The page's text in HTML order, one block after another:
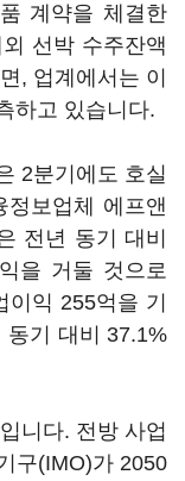
계약을 체결한
선박 수주잔액
, 업계에서는 이
하고 있습니다.
2분기에도 호실
보업체 에프앤
전년 동기 대비
을 거둘 것으로
익 255억을 기
동기 대비 37.1%
니다. 전방 사업
구(IMO)가 2050